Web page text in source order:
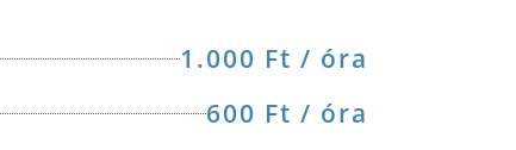
1.000 Ft / óra
600 Ft / óra